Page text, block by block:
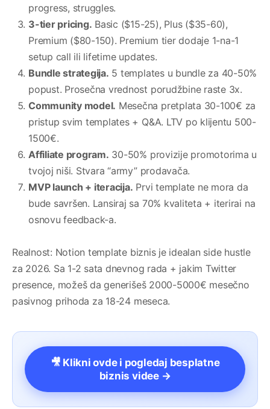
progress, struggles.
3-tier pricing. Basic ($15-25), Plus ($35-60),
Premium ($80-150). Premium tier dodaje 1-na-1
setup call ili lifetime updates.
Bundle strategija. 5 templates u bundle za 40-50%
popust. Prosečna vrednost porudžbine raste 3x.
Community model. Mesečna pretplata 30-100€ za
pristup svim templates + Q&A. LTV po klijentu 500-
1500€.
Affiliate program. 30-50% provizije promotorima u
tvojoj niši. Stvara “army” prodavača.
MVP launch + iteracija. Prvi template ne mora da
bude savršen. Lansiraj sa 70% kvaliteta + iterirai na
osnovu feedback-a.
Realnost: Notion template biznis je idealan side hustle
za 2026. Sa 1-2 sata dnevnog rada + jakim Twitter
presence, možeš da generišeš 2000-5000€ mesečno
pasivnog prihoda za 18-24 meseca.
🎥 Klikni ovde i pogledaj besplatne
biznis videe →